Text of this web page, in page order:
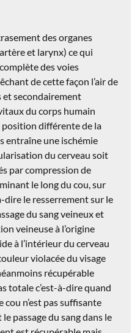
des organes
et larynx) ce qui
des voies
de cette façon l’air de
et secondairement
du corps humain
position différente de la
entraîne une ischémie
du cerveau soit
par compression de
le long du cou, sur
dire le resserrement sur le
du sang veineux et
veineuse à l’origine
à l’intérieur du cerveau
violacée du visage
récupérable
totale c’est-à-dire quand
n’est pas suffisante
passage du sang dans le